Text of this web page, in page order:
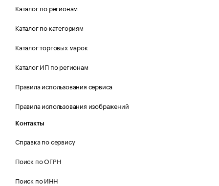
Каталог по регионам
Каталог по категориям
Каталог торговых марок
Каталог ИП по регионам
Правила использования сервиса
Правила использования изображений
Контакты
Справка по сервису
Поиск по ОГРН
Поиск по ИНН